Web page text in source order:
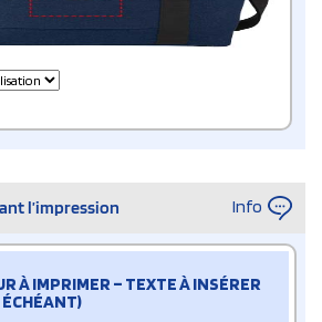
l’impression Info
À IMPRIMER – TEXTE À INSÉRER
ÉCHÉANT)